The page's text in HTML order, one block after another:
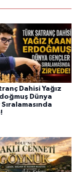
Dahisi Yağız
Dünya